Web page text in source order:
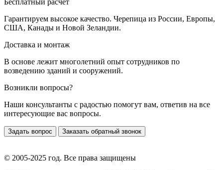
Бесплатный расчет
Гарантируем высокое качество. Черепица из России, Европы,
США, Канады и Новой Зеландии.
Доставка и монтаж
В основе лежит многолетний опыт сотрудников по
возведению зданий и сооружений.
Возникли вопросы?
Наши консультанты с радостью помогут вам, ответив на все
интересующие вас вопросы.
Задать вопрос Заказать обратный звонок
© 2005-2025 год. Все права защищены